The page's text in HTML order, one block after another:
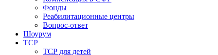
Фонды
Реабилитационные центры
Вопрос-ответ
Шоурум
ТСР
ТСР для детей